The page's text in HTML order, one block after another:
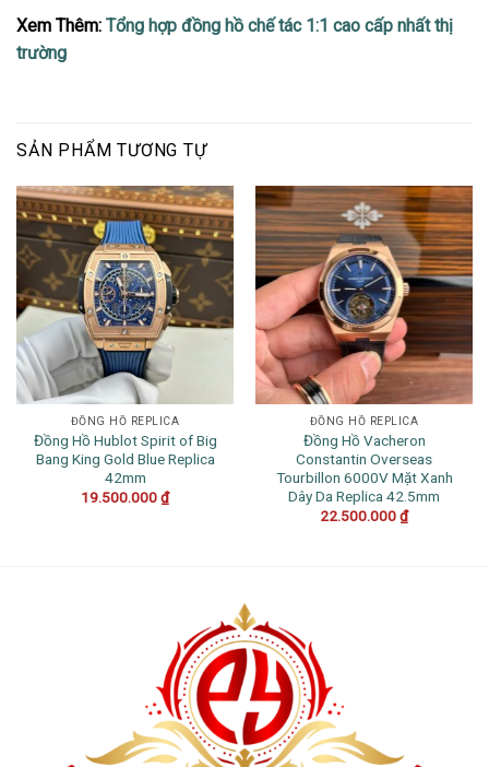
Xem Thêm: Tổng hợp đồng hồ chế tác 1:1 cao cấp nhất thị
trường
SẢN PHẨM TƯƠNG TỰ
ĐỒNG HỒ REPLICA
Đồng Hồ Hublot Spirit of Big
Bang King Gold Blue Replica
42mm
19.500.000₫
ĐỒNG HỒ REPLICA
Đồng Hồ Vacheron
Constantin Overseas
Tourbillon 6000V Mặt Xanh
Dây Da Replica 42.5mm
22.500.000₫